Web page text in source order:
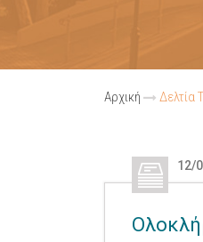
Αρχική Δελτία
12/